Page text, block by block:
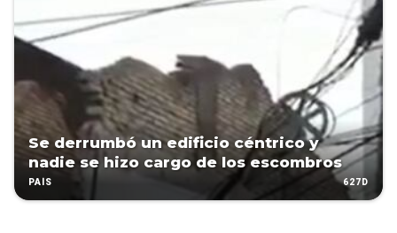
Se derrumbó un edificio céntrico y
nadie se hizo cargo de los escombros
PAÍS 627D